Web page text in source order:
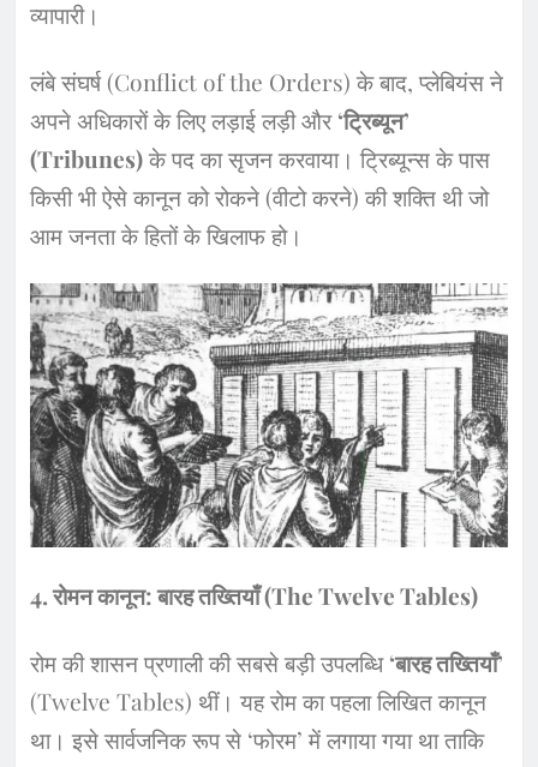
व्यापारी।
​लंबे संघर्ष (Conflict of the Orders) के बाद, प्लेबियंस ने
अपने अधिकारों के लिए लड़ाई लड़ी और‘ट्रिब्यून’
(Tribunes)के पद का सृजन करवाया। ट्रिब्यून्स के पास
किसी भी ऐसे कानून को रोकने (वीटो करने) की शक्ति थी जो
आम जनता के हितों के खिलाफ हो।
4. रोमन कानून: बारह तख्तियाँ (The Twelve Tables)
​रोम की शासन प्रणाली की सबसे बड़ी उपलब्धि‘बारह तख्तियाँ’
(Twelve Tables) थीं। यह रोम का पहला लिखित कानून
था। इसे सार्वजनिक रूप से ‘फोरम’ में लगाया गया था ताकि